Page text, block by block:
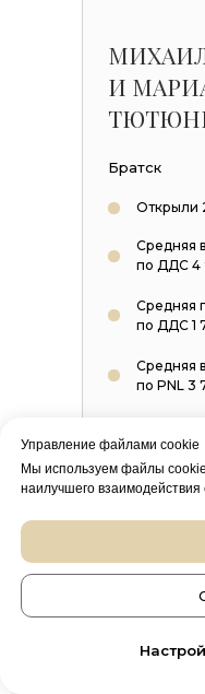
И
Братск
Открыли
Средняя
по ДДС 4
Средняя
по ДДС 1
Средняя
по PNL 3
по PNL
Управление файлами cookie
Мы используем файлы
наилучшего взаимодействия